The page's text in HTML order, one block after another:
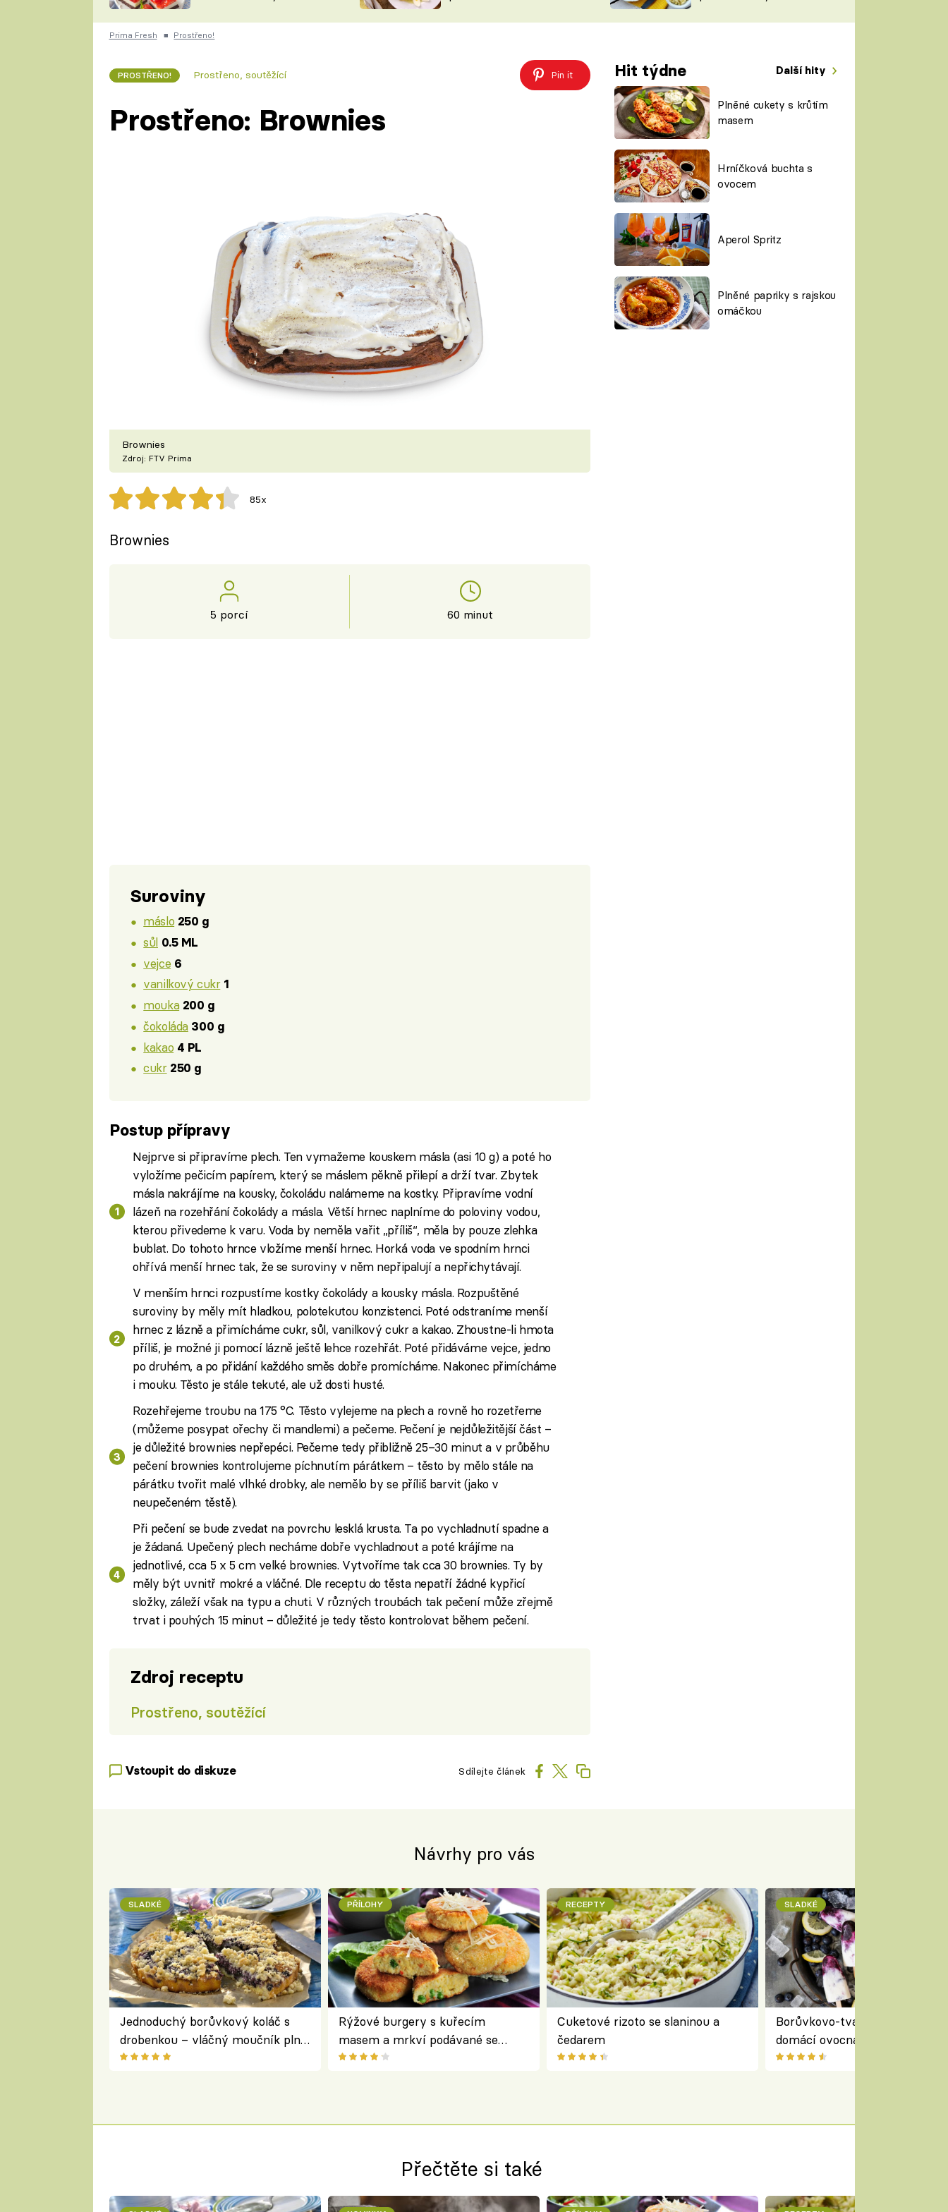
ČESKO NA TALÍŘI
KUCHAŘKA
VYCHYTÁVKY
ŠÉFREDAKTORKY
ČASOPIS
Prima Fresh ■ Prostřeno!
PROSTŘENO! Prostřeno, soutěžící Pin it Hit týdne Další hity
Plněné cukety s krůtím
masem
Hrníčková buchta s
ovocem
Aperol Spritz
Plněné papriky s rajskou
omáčkou
Prostřeno: Brownies
Brownies
Zdroj: FTV Prima
85x
Brownies
5 porcí 60 minut
Suroviny
máslo 250 g
sůl 0.5 ML
vejce 6
vanilkový cukr 1
mouka 200 g
čokoláda 300 g
kakao 4 PL
cukr 250 g
Postup přípravy
Nejprve si připravíme plech. Ten vymažeme kouskem másla (asi 10 g) a poté ho
vyložíme pečicím papírem, který se máslem pěkně přilepí a drží tvar. Zbytek
másla nakrájíme na kousky, čokoládu nalámeme na kostky. Připravíme vodní
lázeň na rozehřání čokolády a másla. Větší hrnec naplníme do poloviny vodou,
kterou přivedeme k varu. Voda by neměla vařit „příliš“, měla by pouze zlehka
bublat. Do tohoto hrnce vložíme menší hrnec. Horká voda ve spodním hrnci
ohřívá menší hrnec tak, že se suroviny v něm nepřipalují a nepřichytávají.
V menším hrnci rozpustíme kostky čokolády a kousky másla. Rozpuštěné
suroviny by měly mít hladkou, polotekutou konzistenci. Poté odstraníme menší
hrnec z lázně a přimícháme cukr, sůl, vanilkový cukr a kakao. Zhoustne-li hmota
příliš, je možné ji pomocí lázně ještě lehce rozehřát. Poté přidáváme vejce, jedno
po druhém, a po přidání každého směs dobře promícháme. Nakonec přimícháme
i mouku. Těsto je stále tekuté, ale už dosti husté.
Rozehřejeme troubu na 175 °C. Těsto vylejeme na plech a rovně ho rozetřeme
(můžeme posypat ořechy či mandlemi) a pečeme. Pečení je nejdůležitější část –
je důležité brownies nepřepéci. Pečeme tedy přibližně 25–30 minut a v průběhu
pečení brownies kontrolujeme píchnutím párátkem – těsto by mělo stále na
párátku tvořit malé vlhké drobky, ale nemělo by se příliš barvit (jako v
neupečeném těstě).
Při pečení se bude zvedat na povrchu lesklá krusta. Ta po vychladnutí spadne a
je žádaná. Upečený plech necháme dobře vychladnout a poté krájíme na
jednotlivé, cca 5 x 5 cm velké brownies. Vytvoříme tak cca 30 brownies. Ty by
měly být uvnitř mokré a vláčné. Dle receptu do těsta nepatří žádné kypřicí
složky, záleží však na typu a chuti. V různých troubách tak pečení může zřejmě
trvat i pouhých 15 minut – důležité je tedy těsto kontrolovat během pečení.
Zdroj receptu
Prostřeno, soutěžící
Vstoupit do diskuze Sdílejte článek
Návrhy pro vás
SLADKÉ
Jednoduchý borůvkový koláč s
drobenkou – vláčný moučník plný
ovoce
PŘÍLOHY
Rýžové burgery s kuřecím
masem a mrkví podávané se
salátem – lehká a chutná večeře
RECEPTY
Cuketové rizoto se slaninou a
čedarem
SLADKÉ
Borůvkovo-tvarohové nanuky
domácí ovocná zmrzlina na
Přečtěte si také